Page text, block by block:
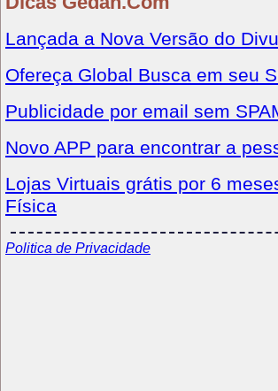
Lançada a Nova Versão do
Ofereça Global Busca em seu
Publicidade por email sem
Novo APP para encontrar a
Lojas Virtuais grátis por 6
Física
Politica de Privacidade